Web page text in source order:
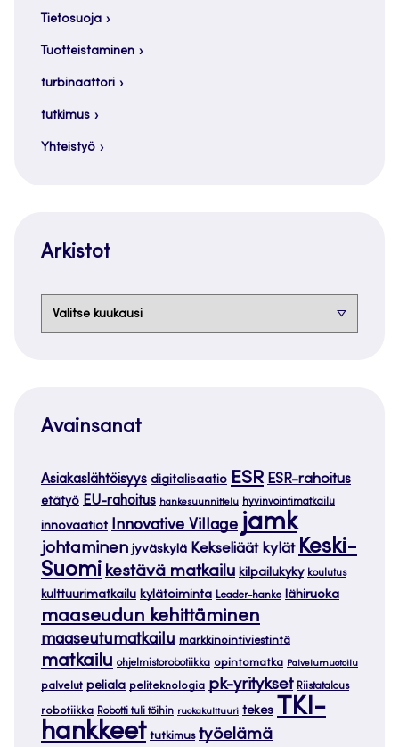
Tietosuoja
Tuotteistaminen
turbinaattori
tutkimus
Yhteistyö
Arkistot
Avainsanat
Asiakaslähtöisyys digitalisaatio ESR ESR-rahoitus
etätyö EU-rahoitus hankesuunnittelu hyvinvointimatkailu
innovaatiot Innovative Village jamk
johtaminen jyväskylä Kekseliäät kylät Keski-
Suomi kestävä matkailu kilpailukyky koulutus
kulttuurimatkailu kylätoiminta Leader-hanke lähiruoka
maaseudun kehittäminen
maaseutumatkailu markkinointiviestintä
matkailu ohjelmistorobotiikka opintomatka Palvelumuotoilu
palvelut peliala peliteknologia pk-yritykset Riistatalous
robotiikka Robotti tuli töihin ruokakulttuuri tekes
TKI-
hankkeet tutkimus työelämä